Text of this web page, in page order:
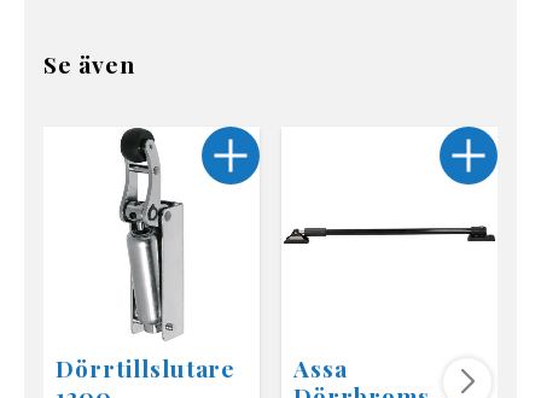
Se även
Dörrtillslutare
Assa